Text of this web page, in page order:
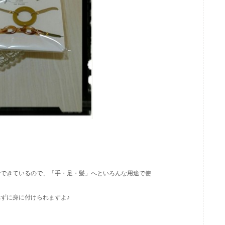
きているので、「手・足・髪」へといろんな用途で使
に身に付けられますよ♪